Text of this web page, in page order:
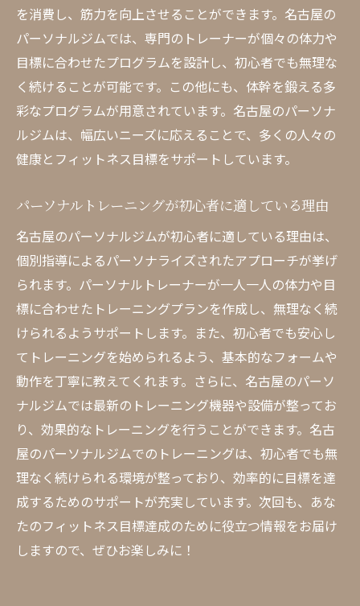
を消費し、筋力を向上させることができます。名古屋の
パーソナルジムでは、専門のトレーナーが個々の体力や
目標に合わせたプログラムを設計し、初心者でも無理な
く続けることが可能です。この他にも、体幹を鍛える多
彩なプログラムが用意されています。名古屋のパーソナ
ルジムは、幅広いニーズに応えることで、多くの人々の
健康とフィットネス目標をサポートしています。
パーソナルトレーニングが初心者に適している理由
名古屋のパーソナルジムが初心者に適している理由は、
個別指導によるパーソナライズされたアプローチが挙げ
られます。パーソナルトレーナーが一人一人の体力や目
標に合わせたトレーニングプランを作成し、無理なく続
けられるようサポートします。また、初心者でも安心し
てトレーニングを始められるよう、基本的なフォームや
動作を丁寧に教えてくれます。さらに、名古屋のパーソ
ナルジムでは最新のトレーニング機器や設備が整ってお
り、効果的なトレーニングを行うことができます。名古
屋のパーソナルジムでのトレーニングは、初心者でも無
理なく続けられる環境が整っており、効率的に目標を達
成するためのサポートが充実しています。次回も、あな
たのフィットネス目標達成のために役立つ情報をお届け
しますので、ぜひお楽しみに！